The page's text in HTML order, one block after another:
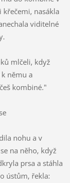
nasákla
viditelné
mlčeli, když
němu a
kombiné."
nohu a v
na něho, když
prsa a stáhla
ústům, řekla: